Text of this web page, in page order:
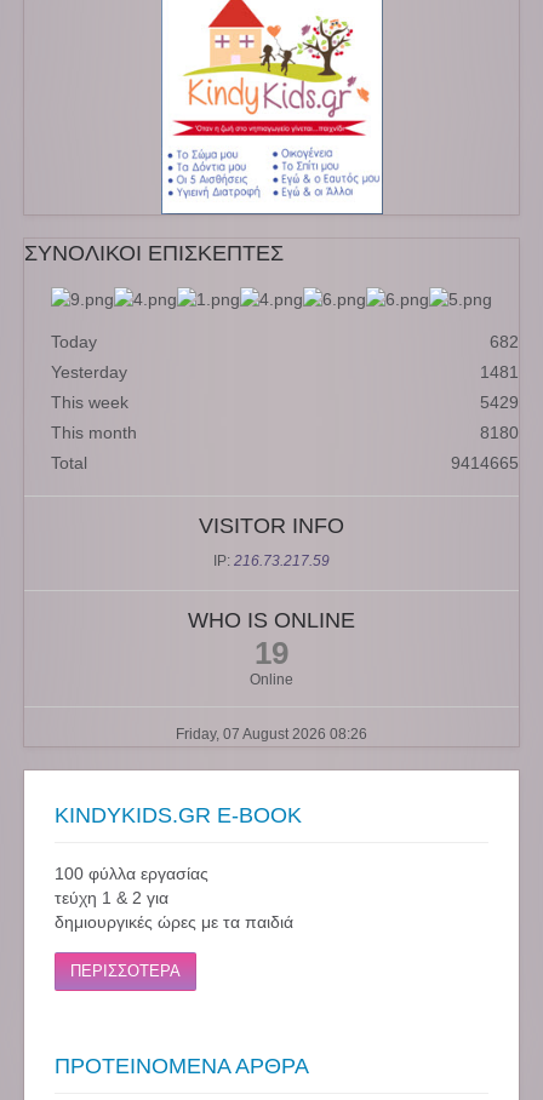
ΣΥΝΟΛΙΚΟΙ ΕΠΙΣΚΕΠΤΕΣ
Today
682
Yesterday
1481
This week
5429
This month
8180
Total
9414665
VISITOR INFO
IP: 216.73.217.59
WHO IS ONLINE
19
Online
Friday, 07 August 2026 08:26
KINDYKIDS.GR E-BOOK
100 φύλλα εργασίας
τεύχη 1 & 2 για
δημιουργικές ώρες με τα παιδιά
ΠΕΡΙΣΣΟΤΕΡΑ
ΠΡΟΤΕΙΝΟΜΕΝΑ ΑΡΘΡΑ